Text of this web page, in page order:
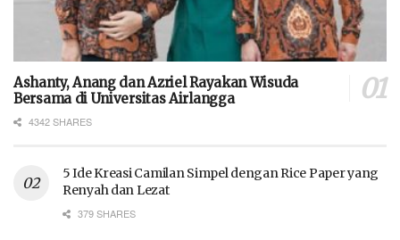
Ashanty, Anang dan Azriel Rayakan Wisuda
Bersama di Universitas Airlangga
4342 SHARES
5 Ide Kreasi Camilan Simpel dengan Rice Paper yang
Renyah dan Lezat
379 SHARES